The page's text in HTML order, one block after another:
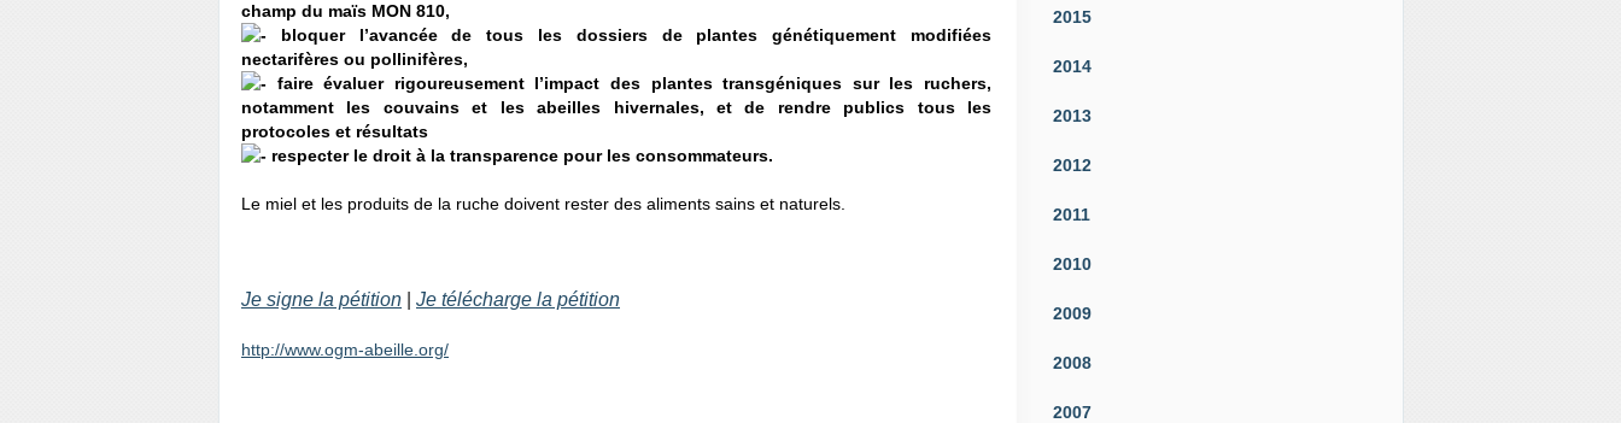
champ du maïs MON 810,
bloquer l’avancée de tous les dossiers de plantes génétiquement modifiées
nectarifères ou pollinifères,
faire évaluer rigoureusement l’impact des plantes transgéniques sur les ruchers,
notamment les couvains et les abeilles hivernales, et de rendre publics tous les
protocoles et résultats
respecter le droit à la transparence pour les consommateurs.
Le miel et les produits de la ruche doivent rester des aliments sains et naturels.
Je signe la pétition Je télécharge la pétition
http://www.ogm-abeille.org/
2015
2014
2013
2012
2011
2010
2009
2008
2007